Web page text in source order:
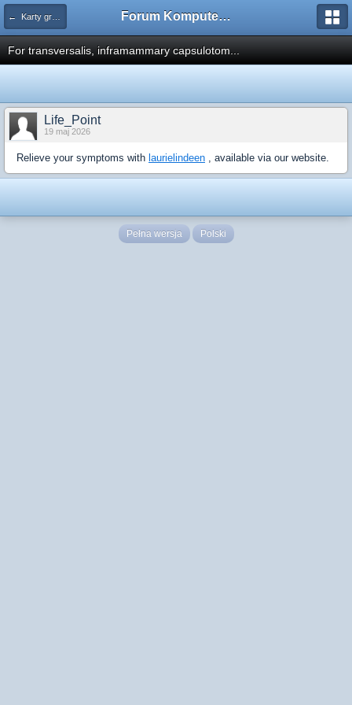
← Karty graficzne i monitory Forum Komputerowe PCFoster.pl
For transversalis, inframammary capsulotom...
Life_Point
19 maj 2026
Relieve your symptoms with laurielindeen , available via our website.
Pełna wersja Polski